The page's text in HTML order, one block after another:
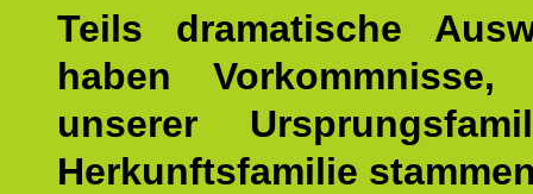
Teils dramatische
haben
unserer
Herkunftsfamilie